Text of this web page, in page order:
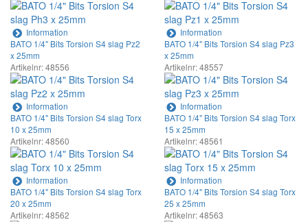
Information
Information
BATO 1/4" Bits Torsion S4 slag Pz2
x 25mm
Artikelnr: 48556
Information
BATO 1/4" Bits Torsion S4 slag Pz3
x 25mm
Artikelnr: 48557
Information
BATO 1/4" Bits Torsion S4 slag Torx
10 x 25mm
Artikelnr: 48560
Information
BATO 1/4" Bits Torsion S4 slag Torx
15 x 25mm
Artikelnr: 48561
Information
BATO 1/4" Bits Torsion S4 slag Torx
20 x 25mm
Artikelnr: 48562
BATO 1/4" Bits Torsion S4 slag Torx
25 x 25mm
Artikelnr: 48563